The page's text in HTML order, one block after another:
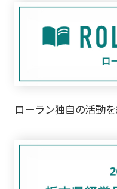
ローラン独自の活動を